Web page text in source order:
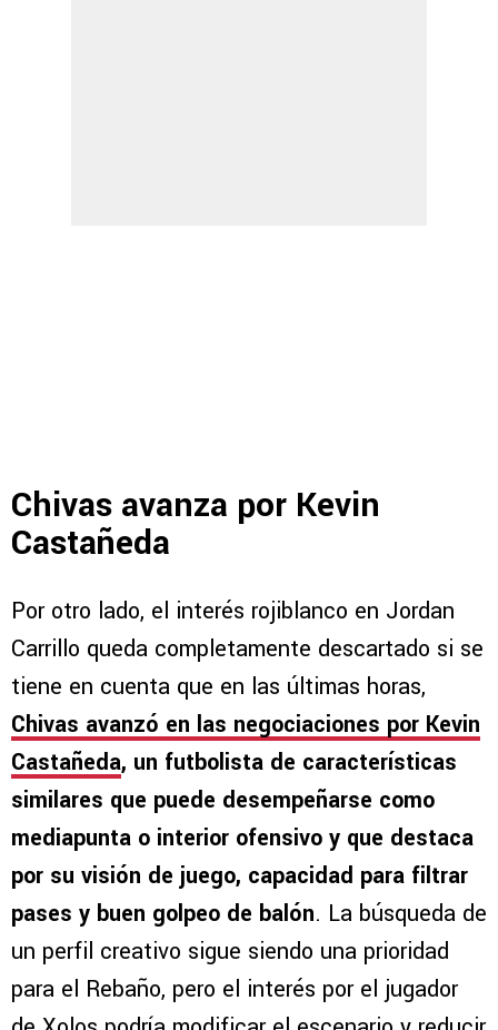
Chivas avanza por Kevin
Castañeda
Por otro lado, el interés rojiblanco en Jordan
Carrillo queda completamente descartado si se
tiene en cuenta que en las últimas horas,
Chivas avanzó en las negociaciones por Kevin
Castañeda, un futbolista de características
similares que puede desempeñarse como
mediapunta o interior ofensivo y que destaca
por su visión de juego, capacidad para filtrar
pases y buen golpeo de balón. La búsqueda de
un perfil creativo sigue siendo una prioridad
para el Rebaño, pero el interés por el jugador